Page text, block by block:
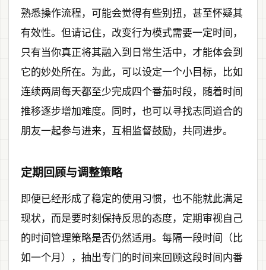
熟悉操作流程，可能会觉得有些别扭，甚至怀疑其
有效性。但请记住，改变行为模式需要一定时间，
只有当你真正将其融入到日常生活中，才能体会到
它的妙处所在。为此，可以设定一个小目标，比如
连续两周每天都至少完成四个番茄时段，随着时间
推移逐步增加难度。同时，也可以寻找志同道合的
朋友一起参与进来，互相监督鼓励，共同进步。
定期回顾与调整策略
即便已经形成了稳定的使用习惯，也不能就此满足
现状，而是要时刻保持反思的态度，定期审视自己
的时间管理策略是否仍然适用。每隔一段时间（比
如一个月），抽出专门的时间来回顾这段时间内番